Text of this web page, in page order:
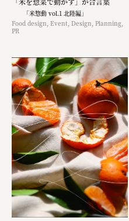
「米惣動 vol.1 北陸編」
Food design, Event, Design, Planning,
PR